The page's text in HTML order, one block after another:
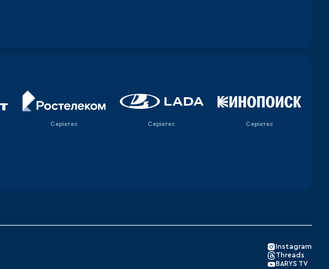
Серіктес Серіктес Серіктес
Instagram
Threads
BARYS TV